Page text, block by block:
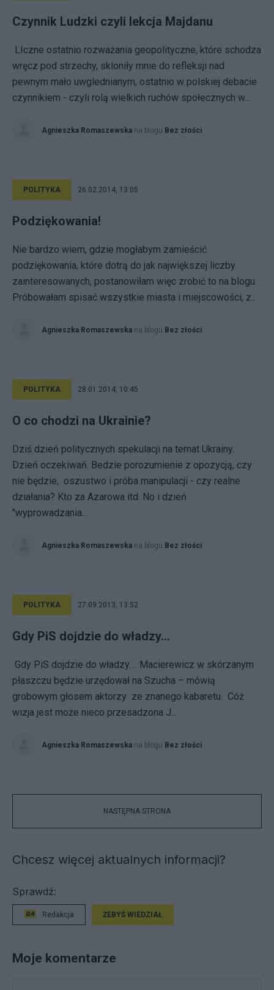
Czynnik Ludzki czyli lekcja Majdanu
LIczne ostatnio rozważania geopolityczne, które schodza
wręcz pod strzechy, skloniły mnie do refleksji nad
pewnym mało uwglednianym, ostatnio w polskiej debacie
czynnikiem - czyli rolą wielkich ruchów społecznych w...
Agnieszka Romaszewska na blogu Bez złości
POLITYKA 26.02.2014, 13:05
Podziękowania!
Nie bardzo wiem, gdzie mogłabym zamieścić
podziękowania, które dotrą do jak największej liczby
zainteresowanych, postanowiłam więc zrobić to na blogu.
Próbowałam spisać wszystkie miasta i miejscowości, z...
Agnieszka Romaszewska na blogu Bez złości
POLITYKA 28.01.2014, 10:45
O co chodzi na Ukrainie?
Dziś dzień politycznych spekulacji na temat Ukrainy.
Dzień oczekiwań. Bedzie porozumienie z opozycją, czy
nie będzie, oszustwo i próba manipulacji - czy realne
działania? Kto za Azarowa itd. No i dzień
"wyprowadzania...
Agnieszka Romaszewska na blogu Bez złości
POLITYKA 27.09.2013, 13:52
Gdy PiS dojdzie do władzy...
Gdy PiS dojdzie do władzy…. Macierewicz w skórzanym
płaszczu będzie urzędował na Szucha – mówią
grobowym głosem aktorzy ze znanego kabaretu. Cóż
wizja jest może nieco przesadzona J...
Agnieszka Romaszewska na blogu Bez złości
NASTĘPNA STRONA
Chcesz więcej aktualnych informacji?
Sprawdź:
Redakcja ŻEBYŚ WIEDZIAŁ
Moje komentarze